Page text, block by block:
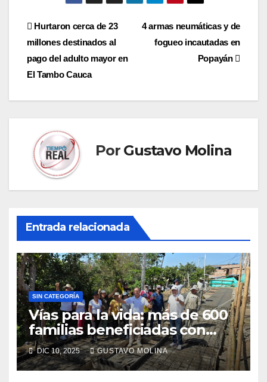
Navegación
de
entradas
4 armas neumáticas y de
fogueo incautadas en
Popayán
Hurtaron cerca de 23
millones destinados al
pago del adulto mayor en
El Tambo Cauca
Por Gustavo Molina
Entrada relacionada
SIN CATEGORÍA
Vías para la vida: más de 600
familias beneficiadas con
placahuella en popayán
DIC 10, 2025 GUSTAVO MOLINA